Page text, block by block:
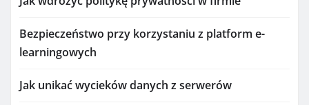
Bezpieczeństwo przy korzystaniu z platform e-
learningowych
Jak unikać wycieków danych z serwerów